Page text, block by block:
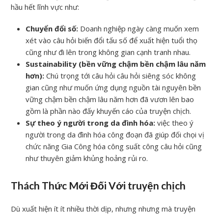
hầu hết lĩnh vực như:
Chuyển đổi số: Doanh nghiệp ngày càng muốn xem
xét vào câu hỏi biến đổi tấu số để xuất hiện tuổi thọ
cũng như đi lên trong không gian cạnh tranh nhau.
Sustainability (bền vững chậm bền chậm lâu năm
hơn): Chú trọng tới câu hỏi câu hỏi siêng sóc không
gian cũng như muốn ứng dụng nguồn tài nguyên bền
vững chậm bền chậm lâu năm hơn đã vươn lên bao
gồm là phần nào đấy khuyến cáo của truyện chịch.
Sự theo ý người trong da đình hóa: việc theo ý
người trong da đình hóa công đoạn đã giúp đối chọi vị
chức năng Gia Công hóa công suất công câu hỏi cũng
như thuyên giảm khủng hoảng rủi ro.
Thách Thức Mới Đối Với truyện chịch
Dù xuất hiện ít ít nhiều thời dịp, nhưng nhưng mà truyện